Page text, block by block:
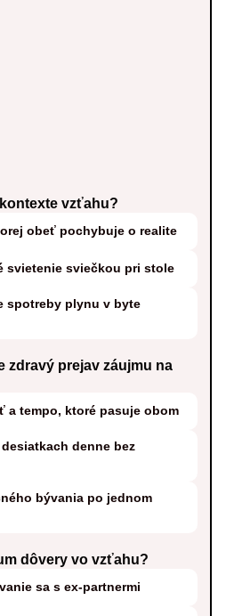
vzťahu?
obeť pochybuje o realite
svietenie sviečkou pri stole
spotreby plynu v byte
zdravý prejav záujmu na
a tempo, ktoré pasuje obom
denne bez
bývania po jednom
dôvery vo vzťahu?
sa s ex-partnermi